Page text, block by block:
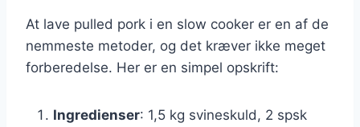
At lave pulled pork i en slow cooker er en af de
nemmeste metoder, og det kræver ikke meget
forberedelse. Her er en simpel opskrift:
Ingredienser: 1,5 kg svineskuld, 2 spsk